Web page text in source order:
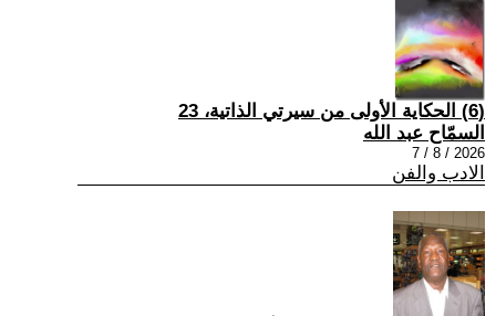
(6) الحكاية الأولى من سيرتي الذاتية، 23
السمّاح عبد الله
2026 / 8 / 7
الادب والفن